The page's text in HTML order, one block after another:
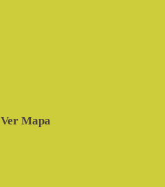
Ver Mapa